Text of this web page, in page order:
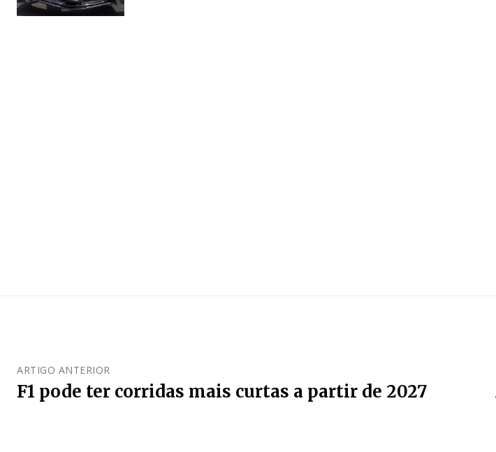
ARTIGO ANTERIOR
F1 pode ter corridas mais curtas a partir de 2027